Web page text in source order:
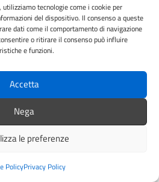
tecnologie come i cookie per
del dispositivo. Il consenso a queste
dati come il comportamento di navigazione
o ritirare il consenso può influire
e funzioni.
Accetta
Nega
le preferenze
PolicyPrivacy Policy
Via Don P. Mazzolari del
Valdarno
'La Girandola'
del comune di Figline